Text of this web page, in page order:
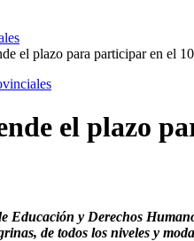
el plazo para participar en el
el plazo
Educación y Derechos
de todos los niveles y